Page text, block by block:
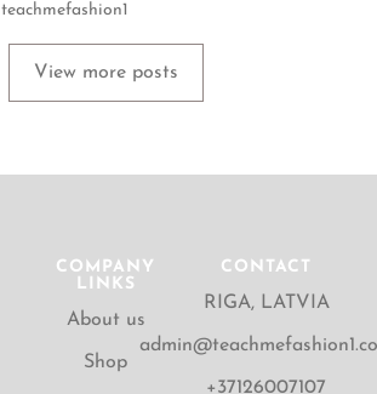
teachmefashion1
View more posts
COMPANY
LINKS
About us
Shop
CONTACT
RIGA, LATVIA
+37126007107